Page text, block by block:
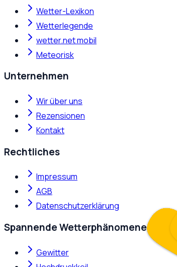
Wetter-Lexikon
Wetterlegende
wetter.net mobil
Meteorisk
Unternehmen
Wir über uns
Rezensionen
Kontakt
Rechtliches
Impressum
AGB
Datenschutzerklärung
Spannende Wetterphänomene
Gewitter